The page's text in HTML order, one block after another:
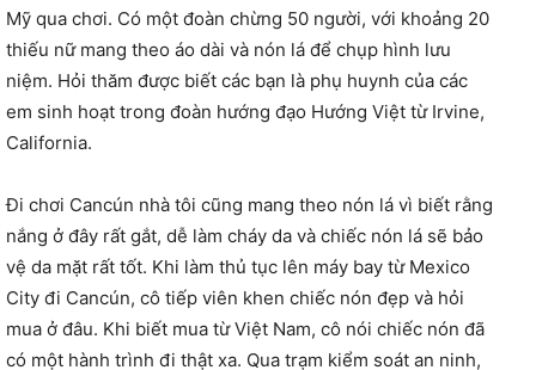
Mỹ qua chơi. Có một đoàn chừng 50 người, với khoảng 20
thiếu nữ mang theo áo dài và nón lá để chụp hình lưu
niệm. Hỏi thăm được biết các bạn là phụ huynh của các
em sinh hoạt trong đoàn hướng đạo Hướng Việt từ Irvine,
California.
Đi chơi Cancún nhà tôi cũng mang theo nón lá vì biết rằng
nắng ở đây rất gắt, dễ làm cháy da và chiếc nón lá sẽ bảo
vệ da mặt rất tốt. Khi làm thủ tục lên máy bay từ Mexico
City đi Cancún, cô tiếp viên khen chiếc nón đẹp và hỏi
mua ở đâu. Khi biết mua từ Việt Nam, cô nói chiếc nón đã
có một hành trình đi thật xa. Qua trạm kiểm soát an ninh,